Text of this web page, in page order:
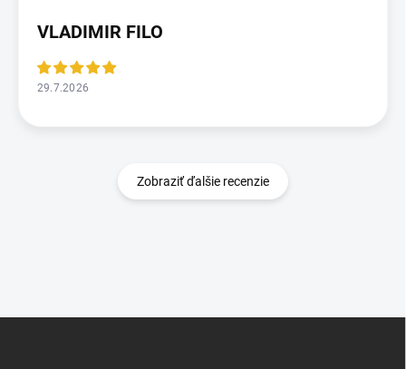
VLADIMIR FILO
29.7.2026
Zobraziť ďalšie recenzie